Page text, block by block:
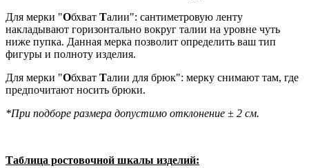
Для мерки "Обхват Талии": сантиметровую ленту
накладывают горизонтально вокруг талии на уровне чуть
ниже пупка. Данная мерка позволит определить ваш тип
фигуры и полноту изделия.
Для мерки "Обхват Талии для брюк": мерку снимают там, где
предпочитают носить брюки.
*При подборе размера допустимо отклонение ± 2 см.
Таблица ростовочной шкалы изделий: